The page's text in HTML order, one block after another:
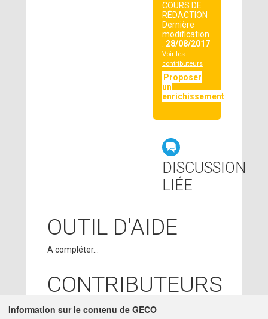
COURS DE
RÉDACTION
Dernière
modification
: 28/08/2017
Voir les
contributeurs
Proposer
un
enrichissement
DISCUSSION
LIÉE
OUTIL D'AIDE
A compléter...
CONTRIBUTEURS
28/08/2017 PAOLA SALAZAR
Information sur le contenu de GECO